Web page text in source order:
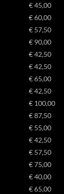
€ 45,00
€ 60,00
€ 57,50
€ 90,00
€ 42,50
€ 42,50
€ 65,00
€ 42,50
€ 100,00
€ 87,50
€ 55,00
€ 42,50
€ 57,50
€ 75,00
€ 40,00
€ 65,00